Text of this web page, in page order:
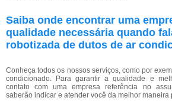
Saiba onde encontrar uma
qualidade necessária quando
robotizada de dutos de ar
Conheça todos os nossos serviços, como por
condicionado. Para garantir a qualidade e
contato com uma empresa referência no
saberão indicar e atender você da melhor maneira